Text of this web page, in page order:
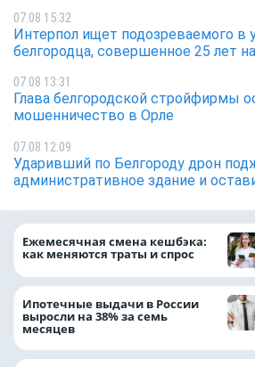
07.08 15:32
Интерпол ищет подозреваемого в
белгородца, совершенное 25 лет
07.08 13:31
Глава белгородской стройфирмы
мошенничество в Орле
07.08 12:09
Ударивший по Белгороду дрон
административное здание и
Ежемесячная смена кешбэка:
как меняются траты и спрос
Ипотечные выдачи в России
выросли на 38% за семь
месяцев